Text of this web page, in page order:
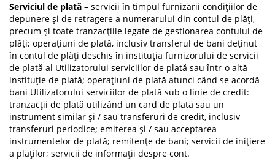
Serviciul de plată – servicii în timpul furnizării condițiilor de
depunere și de retragere a numerarului din contul de plăți,
precum și toate tranzacțiile legate de gestionarea contului de
plăți; operațiuni de plată, inclusiv transferul de bani deținut
în contul de plăți deschis în instituția furnizorului de servicii
de plată al Utilizatorului serviciilor de plată sau într-o altă
instituție de plată; operațiuni de plată atunci când se acordă
bani Utilizatorului serviciilor de plată sub o linie de credit:
tranzacții de plată utilizând un card de plată sau un
instrument similar și / sau transferuri de credit, inclusiv
transferuri periodice; emiterea și / sau acceptarea
instrumentelor de plată; remitențe de bani; servicii de inițiere
a plăților; servicii de informații despre cont.